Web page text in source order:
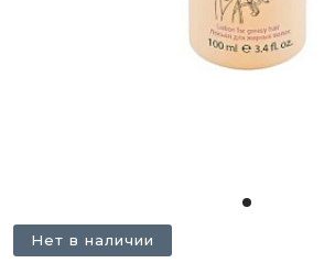
Нет в наличии